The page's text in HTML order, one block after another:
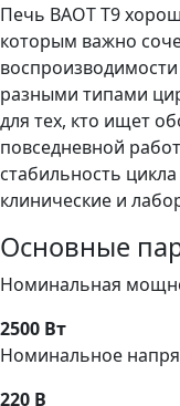
Печь BAOT T9
которым важно
разными типами
для тех, кто ищет
повседневной
стабильность
клинические и
Основные
Номинальная
2500 Вт
Номинальное
220 В